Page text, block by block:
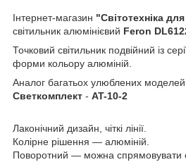
Інтернет-магазин "Світотехніка
світильник алюмінієвий Feron
Точковий світильник подвійний із
форми кольору алюміній.
Аналог багатьох улюблених моделей
Светкомплект - AT-10-2
Лаконічний дизайн, чіткі лінії.
Колірне рішення — алюміній.
Поворотний — можна спрямовувати